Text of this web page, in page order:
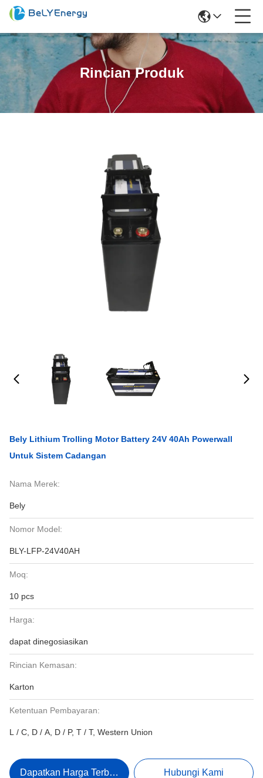
Rincian Produk
Bely Lithium Trolling Motor Battery 24V 40Ah Powerwall
Untuk Sistem Cadangan
Nama Merek:
Bely
Nomor Model:
BLY-LFP-24V40AH
Moq:
10 pcs
Harga:
dapat dinegosiasikan
Rincian Kemasan:
Karton
Ketentuan Pembayaran:
L / C, D / A, D / P, T / T, Western Union
Dapatkan Harga Terbaik Hubungi Kami